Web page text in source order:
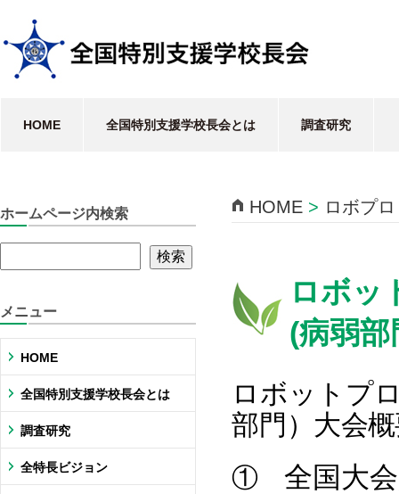
HOME 全国特別支援学校長会とは 調査研究
ホームページ内検索
メニュー
HOME
全国特別支援学校長会とは
調査研究
全特長ビジョン
HOME > ロボプ
ロボ
(病弱部
ロボットプ
部門 ）大会
①全国大